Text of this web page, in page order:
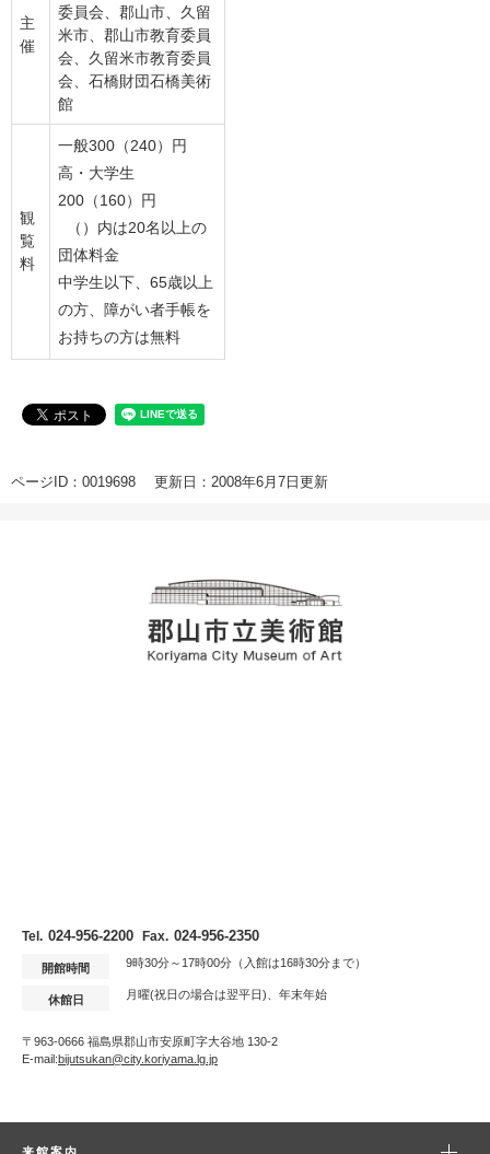
主
催
委員会、郡山市、久留
米市、郡山市教育委員
会、久留米市教育委員
会、石橋財団石橋美術
館
観
覧
料
一般300（240）円
高・大学生
200（160）円
（）内は20名以上の
団体料金
中学生以下、65歳以上
の方、障がい者手帳を
お持ちの方は無料
ページID：0019698 更新日：2008年6月7日更新
Tel. 024-956-2200 Fax. 024-956-2350
開館時間 9時30分～17時00分（入館は16時30分まで）
休館日 月曜(祝日の場合は翌平日)、年末年始
〒963-0666 福島県郡山市安原町字大谷地 130-2
E-mail:bijutsukan@city.koriyama.lg.jp